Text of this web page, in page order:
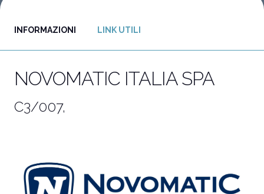
Vuoi partecipare?
Biglietti e info utili
INFORMAZIONI LINK UTILI
NOVOMATIC ITALIA SPA
C3/007,